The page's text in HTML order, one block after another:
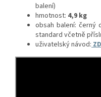
balení)
hmotnost: 4,9 kg
obsah balení: černý
standard včetně
uživatelský návod: